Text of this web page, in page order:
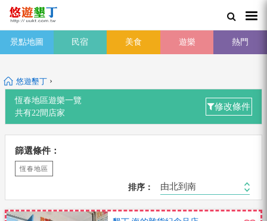
景點地圖 民宿 美食 遊樂 熱門
悠遊墾丁 ›
恆春地區遊樂一覽
共有22間店家
修改條件
篩選條件：
恆春地區
排序： 由北到南